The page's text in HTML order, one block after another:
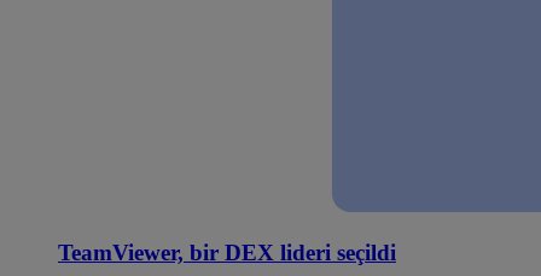
TeamViewer, bir DEX lideri seçildi